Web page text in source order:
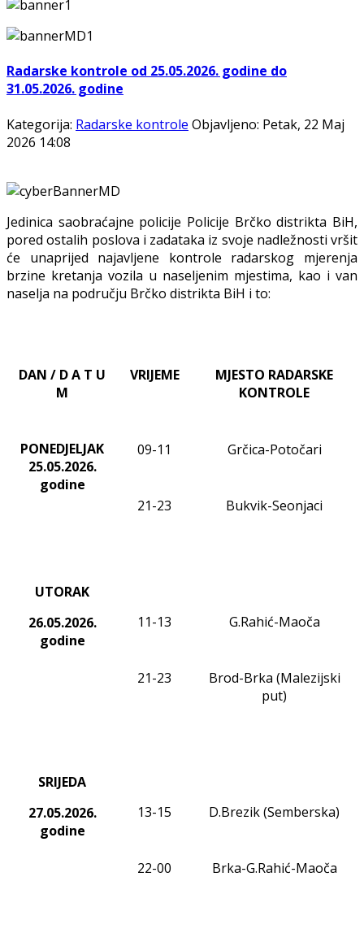
Radarske kontrole od 25.05.2026. godine do
31.05.2026. godine
Kategorija: Radarske kontrole Objavljeno: Petak, 22 Maj
2026 14:08
Jedinica saobraćajne policije Policije Brčko distrikta BiH,
pored ostalih poslova i zadataka iz svoje nadležnosti vršit
će
unaprijed najavljene kontrole radarskog mjerenja
brzine kretanja vozila u naseljenim mjestima, kao i van
naselja na području Brčko distrikta BiH i to:
DAN / D A T U
M
VRIJEME
MJESTO RADARSKE
KONTROLE
PONEDJELJAK
25.05.2026.
godine
09-11 Grčica-Potočari
21-23 Bukvik-Seonjaci
UTORAK
26.05.2026.
godine
11-13 G.Rahić-Maoča
21-23
Brod-Brka (Malezijski
put)
SRIJEDA
27.05.2026.
godine
13-15 D.Brezik (Semberska)
22-00 Brka-G.Rahić-Maoča